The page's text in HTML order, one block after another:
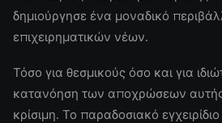
δημιούργησε ένα μοναδικό
επιχειρηματικών νέων.
Τόσο για θεσμικούς όσο και για
κατανόηση των αποχρώσεων αυτής
κρίσιμη. Το παραδοσιακό